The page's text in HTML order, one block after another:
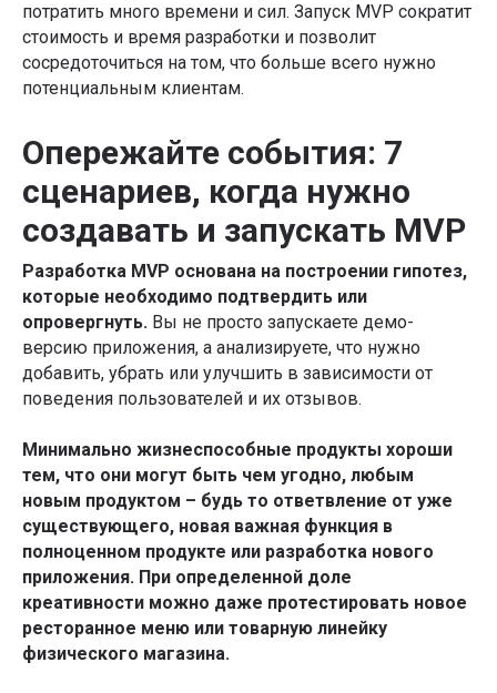
потратить много времени и сил. Запуск MVP сократит
стоимость и время разработки и позволит
сосредоточиться на том, что больше всего нужно
потенциальным клиентам.
Опережайте события: 7
сценариев, когда нужно
создавать и запускать MVP
Разработка MVP основана на построении гипотез,
которые необходимо подтвердить или
опровергнуть. Вы не просто запускаете демо-
версию приложения, а анализируете, что нужно
добавить, убрать или улучшить в зависимости от
поведения пользователей и их отзывов.
Минимально жизнеспособные продукты хороши
тем, что они могут быть чем угодно, любым
новым продуктом – будь то ответвление от уже
существующего, новая важная функция в
полноценном продукте или разработка нового
приложения. При определенной доле
креативности можно даже протестировать новое
ресторанное меню или товарную линейку
физического магазина.